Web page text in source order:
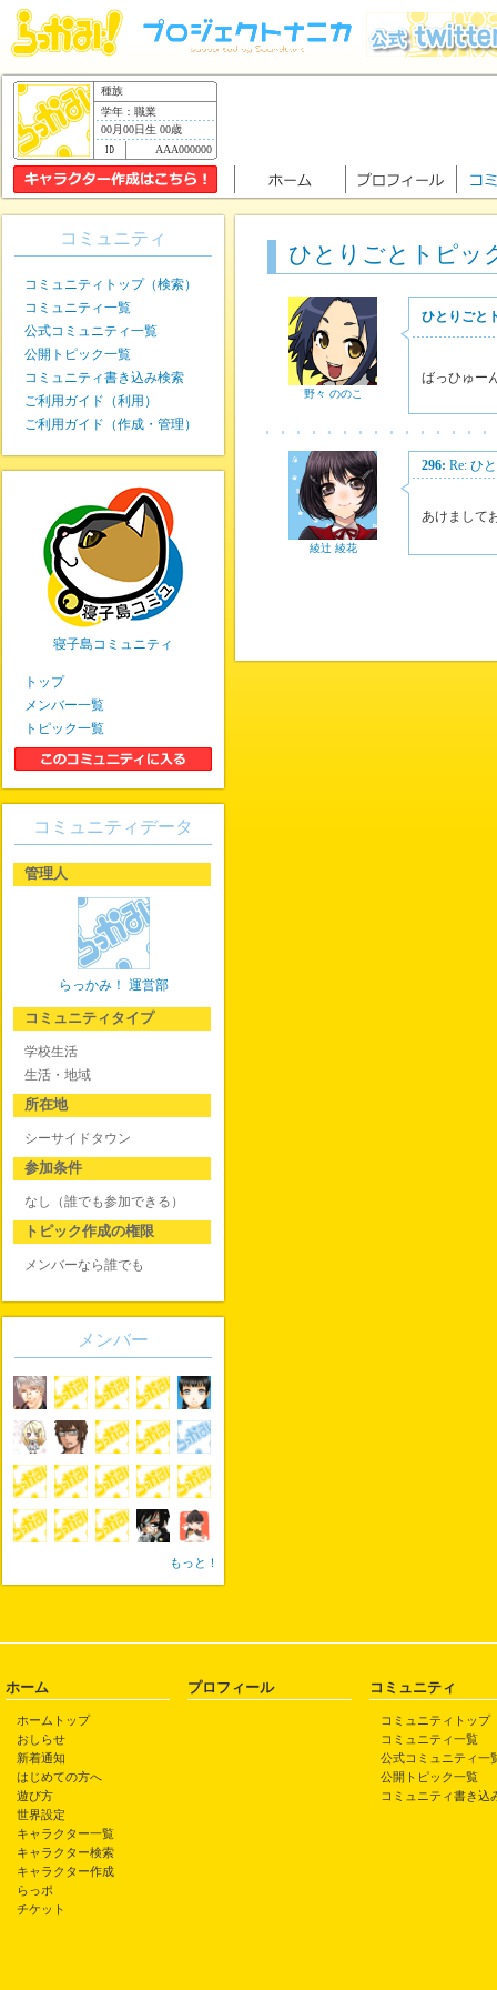
種族
学年：職業
00月00日生 00歳
AAA000000
ひとりごとトピッ
野々 ののこ
ひとりごと
ばっひゅー
綾辻 綾花
296: Re: ひ
あけまして
コミュニティ
コミュニティトップ（検索）
コミュニティ一覧
公式コミュニティ一覧
公開トピック一覧
コミュニティ書き込み検索
ご利用ガイド（利用）
ご利用ガイド（作成・管理）
寝子島コミュニティ
トップ
メンバー一覧
トピック一覧
コミュニティデータ
管理人
らっかみ！ 運営部
コミュニティタイプ
学校生活
生活・地域
所在地
シーサイドタウン
参加条件
なし（誰でも参加できる）
トピック作成の権限
メンバーなら誰でも
メンバー
もっと！
ホーム
ホームトップ
おしらせ
新着通知
はじめての方へ
遊び方
世界設定
キャラクター一覧
キャラクター検索
キャラクター作成
らっポ
チケット
プロフィール コミュニティ
コミュニティトップ
コミュニティ一覧
公式コミュニティ一
公開トピック一覧
コミュニティ書き込